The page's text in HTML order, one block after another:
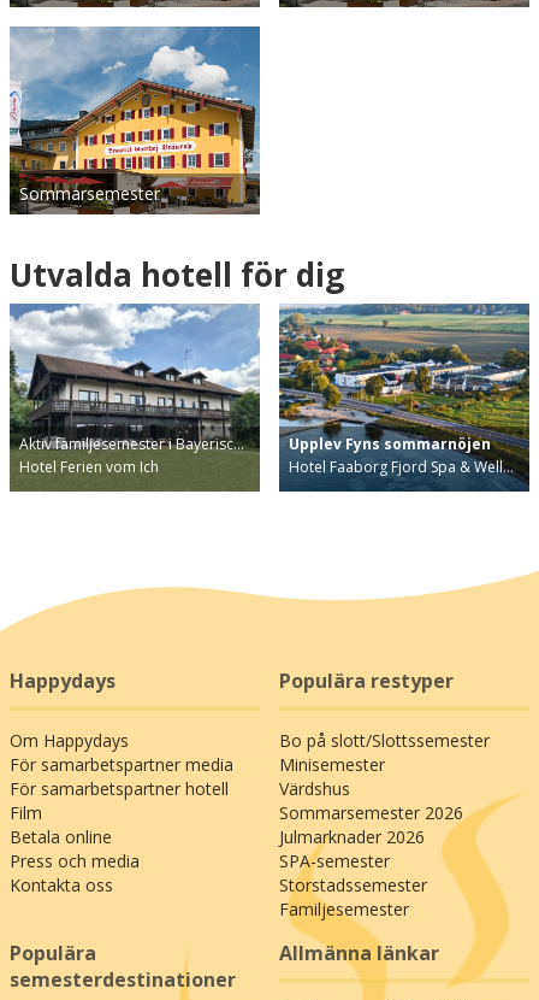
Sommarsemester
Utvalda hotell för dig
Aktiv familjesemester i Bayerisc…
Hotel Ferien vom Ich
Upplev Fyns sommarnöjen
Hotel Faaborg Fjord Spa & Well…
Happydays
Om Happydays
För samarbetspartner media
För samarbetspartner hotell
Film
Betala online
Press och media
Kontakta oss
Populära restyper
Bo på slott/Slottssemester
Minisemester
Värdshus
Sommarsemester 2026
Julmarknader 2026
SPA-semester
Storstadssemester
Familjesemester
Populära
semesterdestinationer
Allmänna länkar